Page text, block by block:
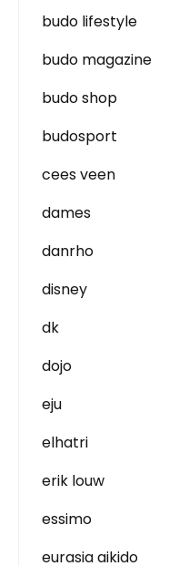
budo lifestyle
budo magazine
budo shop
budosport
cees veen
dames
danrho
disney
dk
dojo
eju
elhatri
erik louw
essimo
eurasia aikido